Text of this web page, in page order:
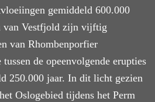
gemiddeld 600.000
van Vestfjold zijn vijftig
van Rhombenporfier
de opeenvolgende erupties
250.000 jaar. In dit licht gezien
Oslogebied tijdens het Perm